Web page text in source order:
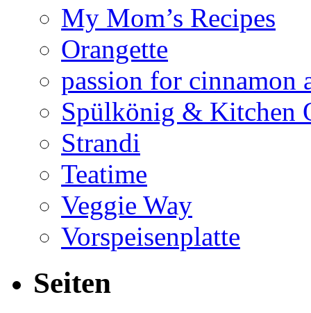
My Mom’s Recipes
Orangette
passion for cinnamon
Spülkönig & Kitchen
Strandi
Teatime
Veggie Way
Vorspeisenplatte
Seiten